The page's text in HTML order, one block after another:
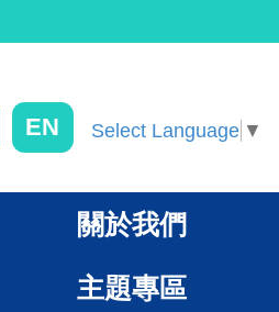
EN Select Language ▼
關於我們
主題專區